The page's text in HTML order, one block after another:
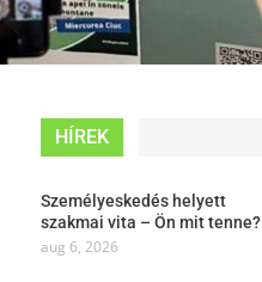
HÍREK
Személyeskedés helyett
szakmai vita – Ön mit tenne?
aug 6, 2026